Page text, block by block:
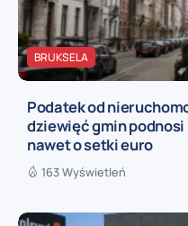
BRUKSELA
Podatek od
dziewięć gmin
nawet o setki euro
163 Wyświetleń